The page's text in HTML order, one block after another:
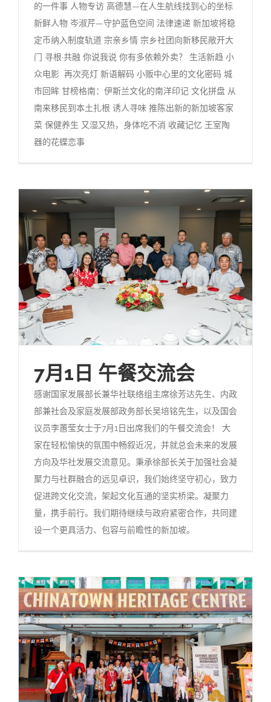
的一件事 人物专访 高德慧—在人生航线找到心的坐标
新鲜人物 岑淑芹—守护蓝色空间 法律速递 新加坡将稳
定币纳入制度轨道 宗亲乡情 宗乡社团向新移民敞开大
门 寻根·共融 你说我说 你有多依赖外卖？ 生活新趋 小
众电影 再次亮灯 新语解码 小贩中心里的文化密码 城
市回眸 甘榜格南：伊斯兰文化的南洋印记 文化拼盘 从
南来移民到本土扎根 诱人寻味 推陈出新的新加坡客家
菜 保健养生 又湿又热，身体吃不消 收藏记忆 王室陶
器的花蝶恋事
7月1日 午餐交流会
感谢国家发展部长兼华社联络组主席徐芳达先生、内政
部兼社会及家庭发展部政务部长吴培铭先生，以及国会
议员李蕙莹女士于7月1日出席我们的午餐交流会！ 大
家在轻松愉快的氛围中畅叙近况，并就总会未来的发展
方向及华社发展交流意见。秉承徐部长关于加强社会凝
聚力与社群融合的远见卓识，我们始终坚守初心，致力
促进跨文化交流，架起文化互通的坚实桥梁。凝聚力
量，携手前行。我们期待继续与政府紧密合作，共同建
设一个更具活力、包容与前瞻性的新加坡。